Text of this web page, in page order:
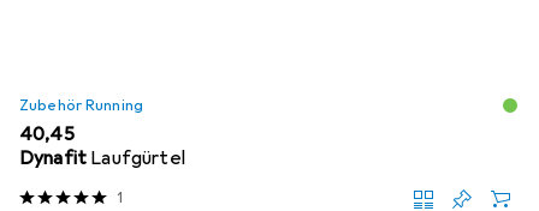
Zubehör Running
EUR
40,45
Dynafit Laufgürtel
1